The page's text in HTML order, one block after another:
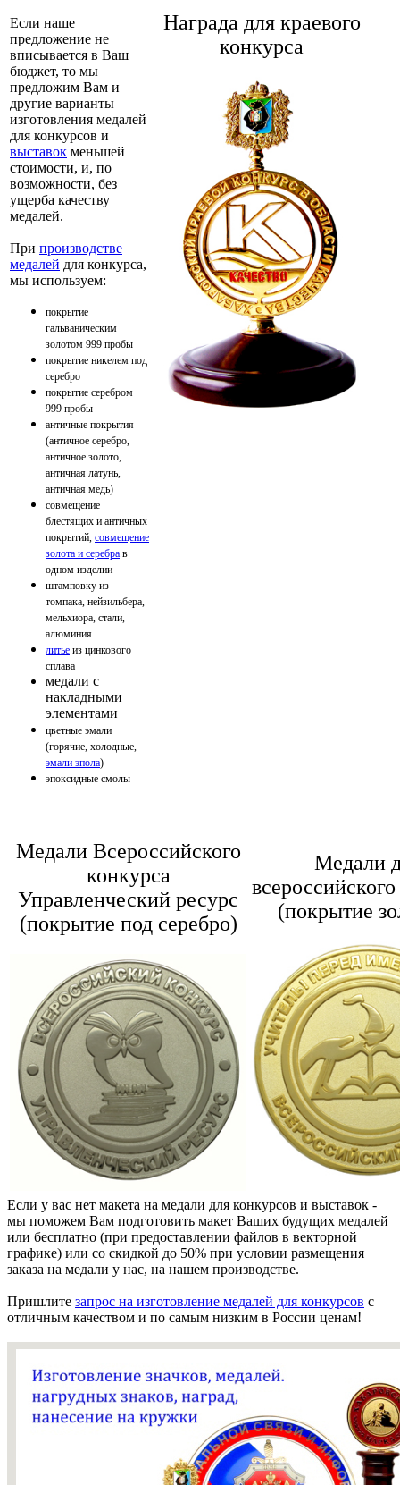
Если наше
предложение не
вписывается в Ваш
бюджет, то мы
предложим Вам и
другие варианты
изготовления медалей
для конкурсов и
выставок меньшей
стоимости, и, по
возможности, без
ущерба качеству
медалей.
При производстве
медалей для конкурса,
мы используем:
покрытие
гальваническим
золотом 999 пробы
покрытие никелем под
серебро
покрытие серебром
999 пробы
античные покрытия
(античное серебро,
античное золото,
античная латунь,
античная медь)
совмещение
блестящих и античных
покрытий, совмещение
золота и серебра в
одном изделии
штамповку из
томпака, нейзильбера,
мельхиора, стали,
алюминия
литье из цинкового
сплава
медали с
накладными
элементами
цветные эмали
(горячие, холодные,
эмали эпола)
эпоксидные смолы
Награда для краевого
конкурса
Медали Всероссийского
конкурса
Управленческий ресурс
(покрытие под серебро)
Медали
(покрытие
Если у вас нет макета на медали для конкурсов и выставок -
мы поможем Вам подготовить макет Ваших будущих медалей
или бесплатно (при предоставлении файлов в векторной
графике) или со скидкой до 50% при условии размещения
заказа на медали у нас, на нашем производстве.
Пришлите запрос на изготовление медалей для конкурсов с
отличным качеством и по самым низким в России ценам!